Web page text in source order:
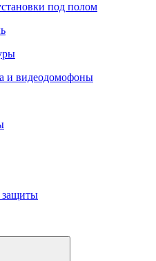
под полом
и видеодомофоны
защиты